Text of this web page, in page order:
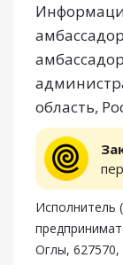
область,
Исполнитель
Оглы,